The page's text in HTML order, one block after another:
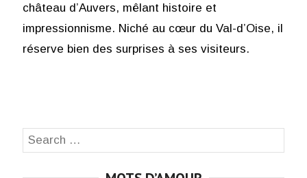
château d’Auvers, mêlant histoire et
impressionnisme. Niché au cœur du Val-d’Oise, il
réserve bien des surprises à ses visiteurs.
Search